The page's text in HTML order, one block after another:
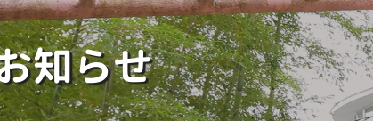
若竹幼稚園
若竹こどもの森
知らせ